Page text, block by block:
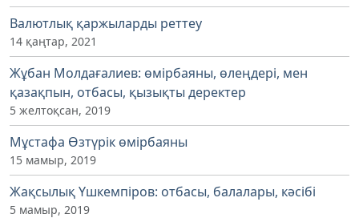
Валютлық қаржыларды реттеу
14 қаңтар, 2021
Жұбан Молдағалиев: өмірбаяны, өлеңдері, мен
қазақпын, отбасы, қызықты деректер
5 желтоқсан, 2019
Мұстафа Өзтүрік өмірбаяны
15 мамыр, 2019
Жақсылық Үшкемпіров: отбасы, балалары, кәсібі
5 мамыр, 2019